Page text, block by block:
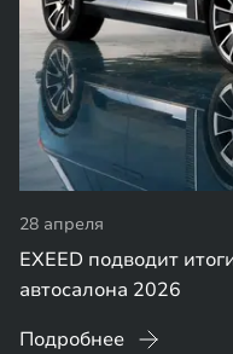
28 апреля
EXEED подводит
автосалона 2026
Подробнее